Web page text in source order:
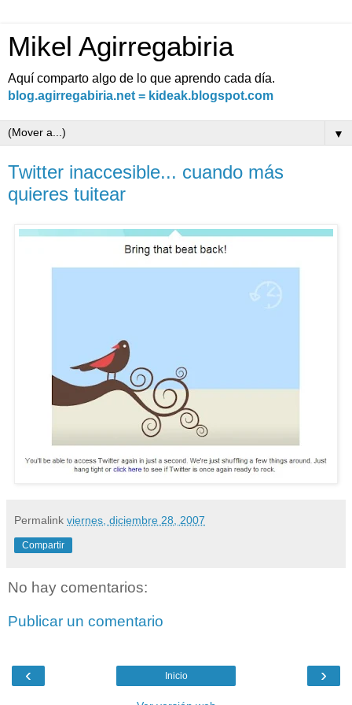
Mikel Agirregabiria
Aquí comparto algo de lo que aprendo cada día.
blog.agirregabiria.net = kideak.blogspot.com
▼
Twitter inaccesible... cuando más
quieres tuitear
Permalink viernes, diciembre 28, 2007
Compartir
No hay comentarios:
Publicar un comentario
‹ ›
Inicio